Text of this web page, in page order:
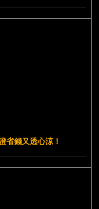
省錢又透心涼！